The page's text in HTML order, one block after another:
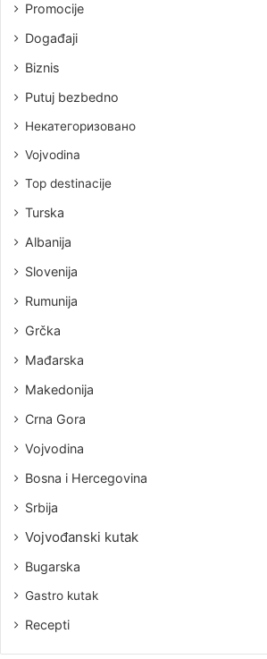
Promocije
Događaji
Biznis
Putuj bezbedno
Некатегоризовано
Vojvodina
Top destinacije
Turska
Albanija
Slovenija
Rumunija
Grčka
Mađarska
Makedonija
Crna Gora
Vojvodina
Bosna i Hercegovina
Srbija
Vojvođanski kutak
Bugarska
Gastro kutak
Recepti